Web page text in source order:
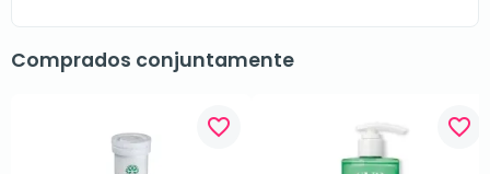
Comprados conjuntamente
favorite_border favorite_border